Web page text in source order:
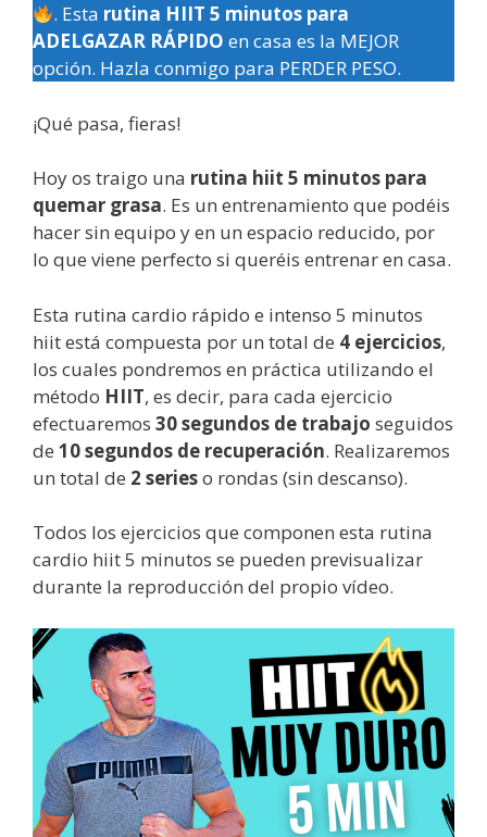
. Esta rutina HIIT 5 minutos para
ADELGAZAR RÁPIDO en casa es la MEJOR
opción. Hazla conmigo para PERDER PESO.
¡Qué pasa, fieras!
Hoy os traigo una rutina hiit 5 minutos para
quemar grasa. Es un entrenamiento que podéis
hacer sin equipo y en un espacio reducido, por
lo que viene perfecto si queréis entrenar en casa.
Esta rutina cardio rápido e intenso 5 minutos
hiit está compuesta por un total de 4 ejercicios,
los cuales pondremos en práctica utilizando el
método HIIT, es decir, para cada ejercicio
efectuaremos 30 segundos de trabajo seguidos
de 10 segundos de recuperación. Realizaremos
un total de 2 serieso rondas (sin descanso).
Todos los ejercicios que componen esta rutina
cardio hiit 5 minutos se pueden previsualizar
durante la reproducción del propio vídeo.